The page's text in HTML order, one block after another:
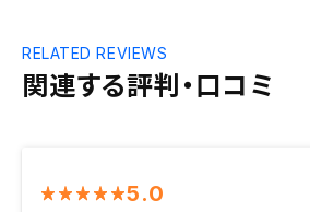
関連する評判・口コミ
RELATED REVIEWS
5.0